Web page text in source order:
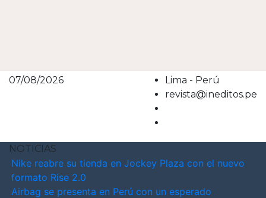
07/08/2026
Lima - Perú
revista@ineditos.pe
NOTICIAS
Nike reabre su tienda en Jockey Plaza con el nuevo
formato Rise 2.0
Airbag se presenta en Perú con un esperado